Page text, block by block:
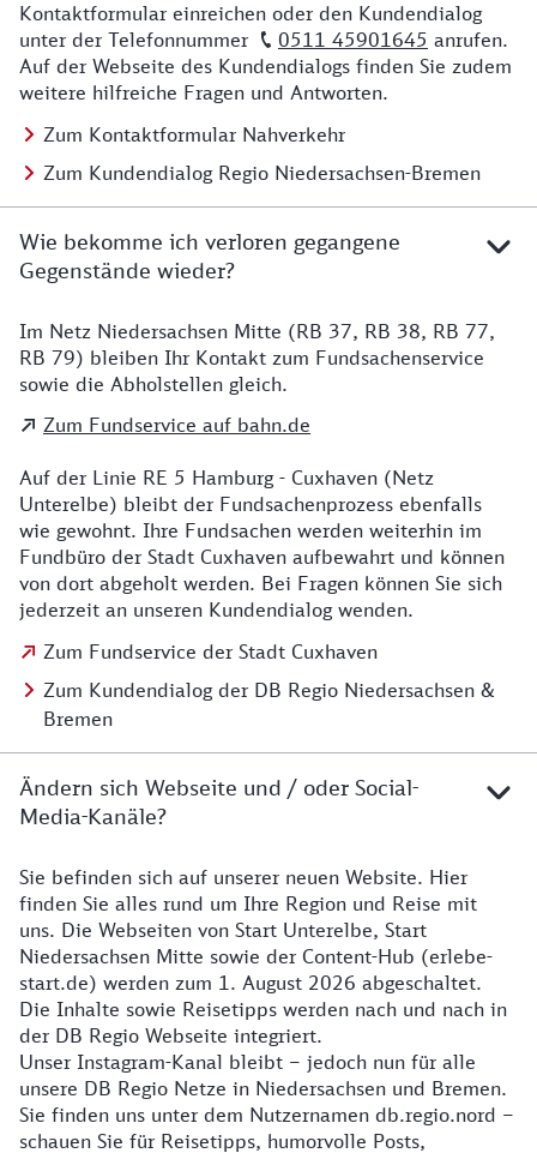
Kontaktformular einreichen oder den Kundendialog
unter der Telefonnummer
0511 45901645 anrufen.
Auf der Webseite des Kundendialogs finden Sie zudem
weitere hilfreiche Fragen und Antworten.
Zum Kontaktformular Nahverkehr
Zum Kundendialog Regio Niedersachsen-Bremen
Wie bekomme ich verloren gegangene
Gegenstände wieder?
Details zu Kontakt
Im Netz Niedersachsen Mitte (RB 37, RB 38, RB 77,
RB 79) bleiben Ihr Kontakt zum Fundsachenservice
sowie die Abholstellen gleich.
Zum Fundservice auf bahn.de
Auf der Linie RE 5 Hamburg - Cuxhaven (Netz
Unterelbe) bleibt der Fundsachenprozess ebenfalls
wie gewohnt. Ihre Fundsachen werden weiterhin im
Fundbüro der Stadt Cuxhaven aufbewahrt und können
von dort abgeholt werden. Bei Fragen können Sie sich
jederzeit an unseren Kundendialog wenden.
Zum Fundservice der Stadt Cuxhaven
Zum Kundendialog der DB Regio Niedersachsen &
Bremen
Ändern sich Webseite und / oder Social-
Media-Kanäle?
Details zur Website
Sie befinden sich auf unserer neuen Website. Hier
finden Sie alles rund um Ihre Region und Reise mit
uns. Die Webseiten von Start Unterelbe, Start
Niedersachsen Mitte sowie der Content-Hub (erlebe-
start.de) werden zum 1. August 2026 abgeschaltet.
Die Inhalte sowie Reisetipps werden nach und nach in
der DB Regio Webseite integriert.
Unser Instagram-Kanal bleibt – jedoch nun für alle
unsere DB Regio Netze in Niedersachsen und Bremen.
Sie finden uns unter dem Nutzernamen db.regio.nord –
schauen Sie für Reisetipps, humorvolle Posts,